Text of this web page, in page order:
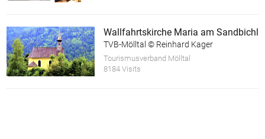
Wallfahrtskirche Maria am Sandbichl
TVB-Mölltal © Reinhard Kager
Tourismusverband Mölltal
8184 Visits